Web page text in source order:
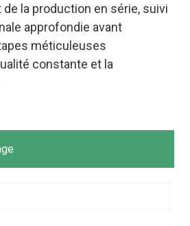
la production en série, suivi
approfondie avant
méticuleuses
constante et la